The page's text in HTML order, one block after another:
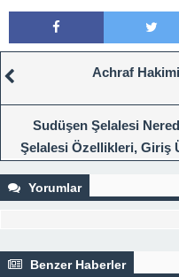
Achraf
Sudüşen Şelalesi
Şelalesi Özellikleri, Giriş
Yorumlar
Benzer Haberler